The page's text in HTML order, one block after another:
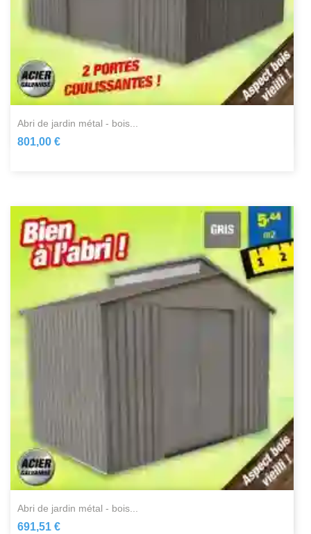
abri de jardin métal - bois...
801,00 €
abri de jardin métal - bois...
691,51 €